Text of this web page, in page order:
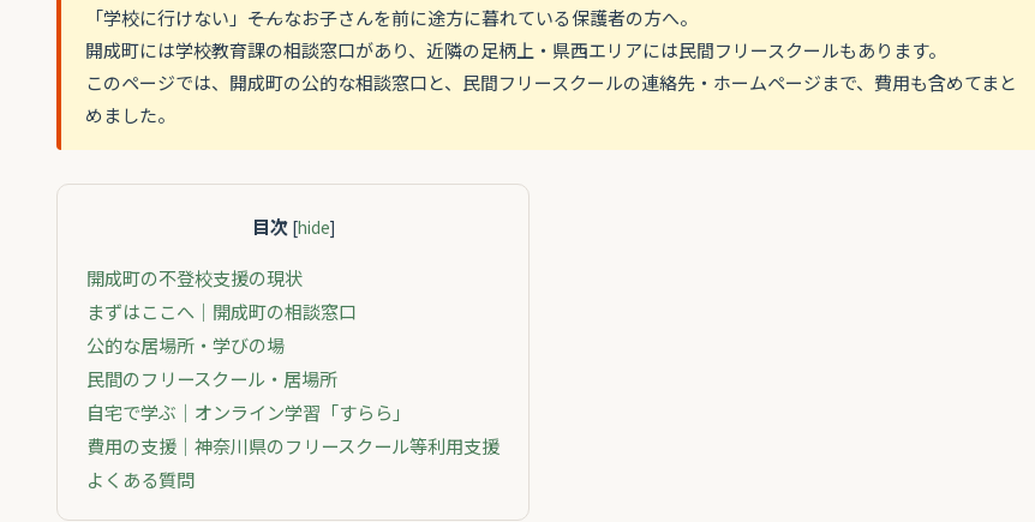
「学校に行けない」――そんなお子さんを前に途方に暮れている保護者の方へ。
開成町には学校教育課の相談窓口があり、近隣の足柄上・県西エリアには民間フリースクールもあります。
このページでは、開成町の公的な相談窓口と、民間フリースクールの連絡先・ホームページまで、費用も含めてまと
めました。
目次 [hide]
開成町の不登校支援の現状
まずはここへ｜開成町の相談窓口
公的な居場所・学びの場
民間のフリースクール・居場所
自宅で学ぶ｜オンライン学習「すらら」
費用の支援｜神奈川県のフリースクール等利用支援
よくある質問